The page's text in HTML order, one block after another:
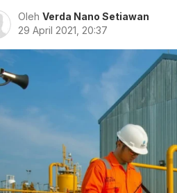
Oleh Verda Nano Setiawan
29 April 2021, 20:37